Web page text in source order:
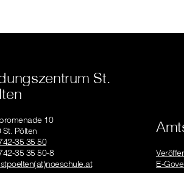
St.
10
St. Pölten
35 35 50
35 35 50-8
E-